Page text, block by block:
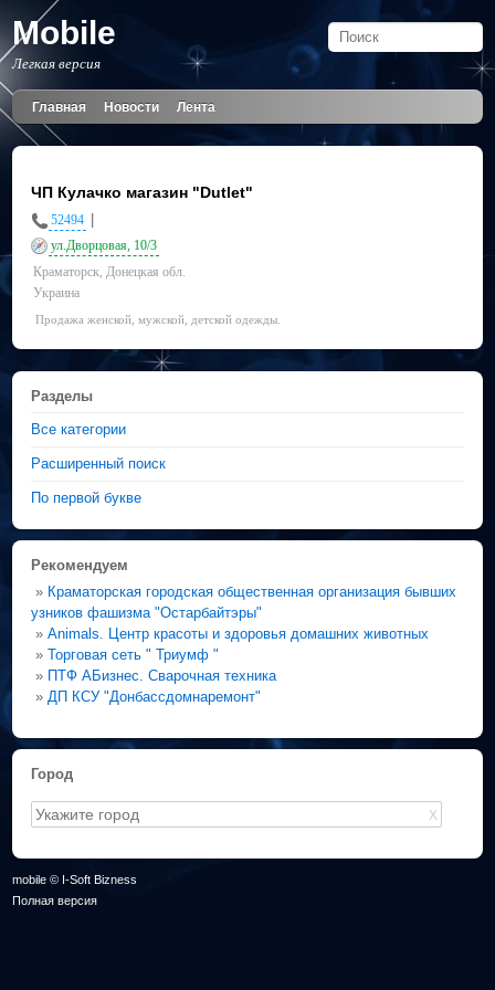
Mobile
Легкая версия
Главная Новости Лента
ЧП Кулачко магазин "Dutlet"
52494
ул.Дворцовая, 10/3
Краматорск, Донецкая обл.
Украина
Продажа женской, мужской, детской одежды.
Разделы
Все категории
Расширенный поиск
По первой букве
Рекомендуем
» Краматорская городская общественная организация бывших
узников фашизма "Остарбайтэры"
»Animals. Центр красоты и здоровья домашних животных
»Торговая сеть " Триумф "
» ПТФ АБизнес. Сварочная техника
» ДП КСУ "Донбассдомнаремонт"
Город
X
mobile © I-Soft Bizness
Полная версия